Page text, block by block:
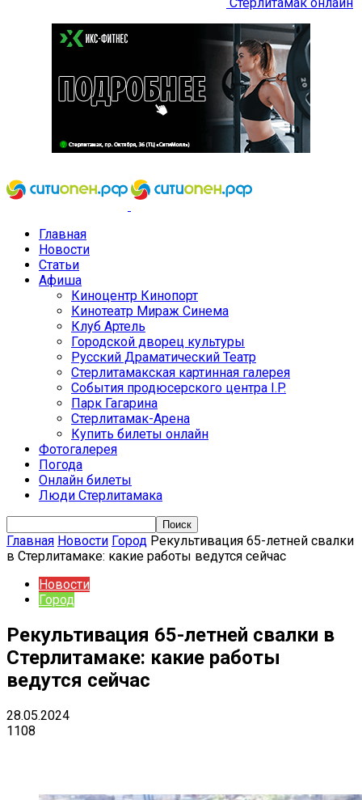
Главная
Новости
Статьи
Афиша
Киноцентр Кинопорт
Кинотеатр Мираж Синема
Клуб Артель
Городской дворец культуры
Русский Драматический Театр
Стерлитамакская картинная галерея
События продюсерского центра I.P.
Парк Гагарина
Стерлитамак-Арена
Купить билеты онлайн
Фотогалерея
Погода
Онлайн билеты
Люди Стерлитамака
Главная Новости Город Рекультивация 65-летней свалки
в Стерлитамаке: какие работы ведутся сейчас
Новости
Город
Рекультивация 65-летней свалки в
Стерлитамаке: какие работы
ведутся сейчас
28.05.2024
1108